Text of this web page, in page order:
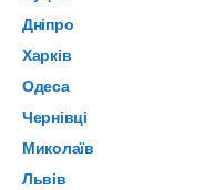
Дніпро
Харків
Одеса
Чернівці
Миколаїв
Львів